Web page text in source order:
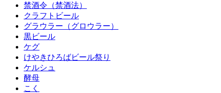
禁酒令（禁酒法）
クラフトビール
グラウラー（グロウラー）
黒ビール
ケグ
けやきひろばビール祭り
ケルシュ
酵母
こく